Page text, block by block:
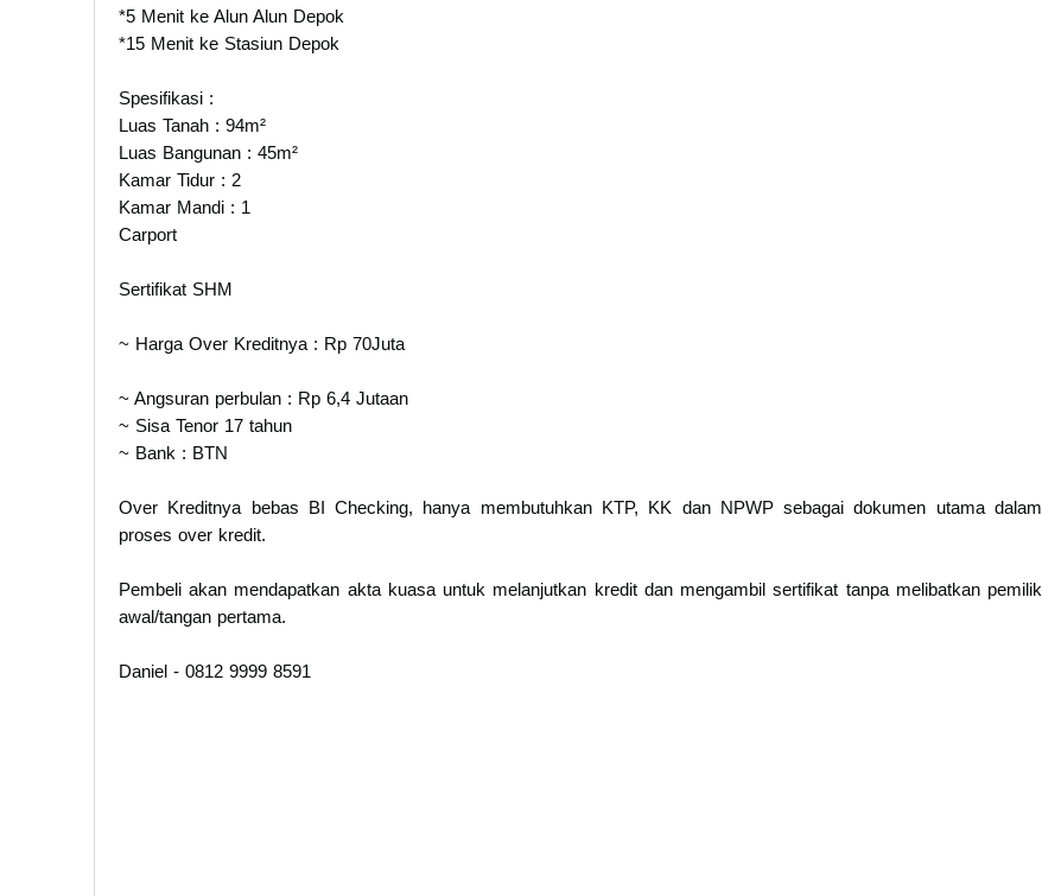
*5 Menit ke Alun Alun Depok
*15 Menit ke Stasiun Depok
Spesifikasi :
Luas Tanah : 94m²
Luas Bangunan : 45m²
Kamar Tidur : 2
Kamar Mandi : 1
Carport
Sertifikat SHM
~ Harga Over Kreditnya : Rp 70Juta
~ Angsuran perbulan : Rp 6,4 Jutaan
~ Sisa Tenor 17 tahun
~ Bank : BTN
Over Kreditnya bebas BI Checking, hanya membutuhkan KTP, KK dan NPWP sebagai dokumen utama dalam
proses over kredit.
Pembeli akan mendapatkan akta kuasa untuk melanjutkan kredit dan mengambil sertifikat tanpa melibatkan pemilik
awal/tangan pertama.
Daniel - 0812 9999 8591